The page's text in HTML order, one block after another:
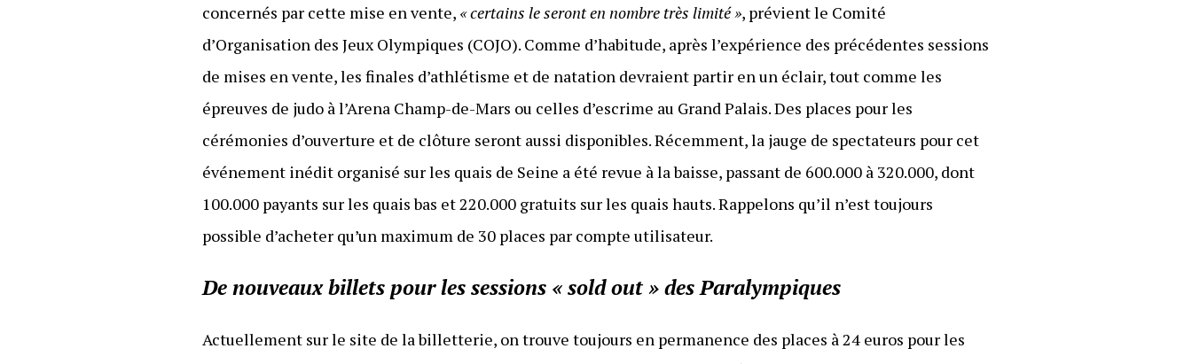
concernés par cette mise en vente, « certains le seront en nombre très limité », prévient le Comité
d’Organisation des Jeux Olympiques (COJO). Comme d’habitude, après l’expérience des précédentes sessions
de mises en vente, les finales d’athlétisme et de natation devraient partir en un éclair, tout comme les
épreuves de judo à l’Arena Champ-de-Mars ou celles d’escrime au Grand Palais. Des places pour les
cérémonies d’ouverture et de clôture seront aussi disponibles. Récemment, la jauge de spectateurs pour cet
événement inédit organisé sur les quais de Seine a été revue à la baisse, passant de 600.000 à 320.000, dont
100.000 payants sur les quais bas et 220.000 gratuits sur les quais hauts. Rappelons qu’il n’est toujours
possible d’acheter qu’un maximum de 30 places par compte utilisateur.
De nouveaux billets pour les sessions « sold out » des Paralympiques
Actuellement sur le site de la billetterie, on trouve toujours en permanence des places à 24 euros pour les